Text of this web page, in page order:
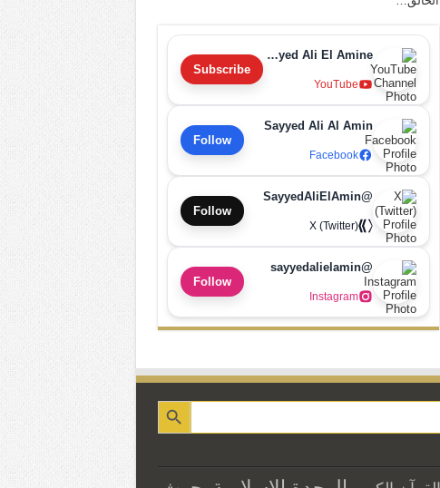
Sayyed Ali El Amine
YouTube
Subscribe
Sayyed Ali Al Amin
Facebook
Follow
@SayyedAliElAmin
X (Twitter)
Follow
@sayyedalielamin
Instagram
Follow